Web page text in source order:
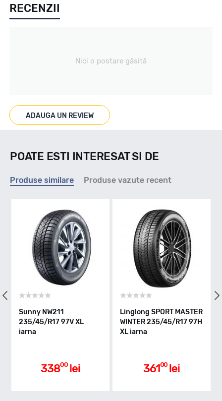
Iarna
Marcaje
Indice viteza
Indice greutate
D
Aderenta pe carosabil ud
RECENZII
Nici o postare găsită
ADAUGA UN REVIEW
POATE ESTI INTERESAT SI DE
Produse similare Produse vazute recent
Sunny NW211
235/45/R17 97V XL
iarna
33800 lei
Linglong SPORT MASTER
WINTER 235/45/R17 97H
XL iarna
36100 lei